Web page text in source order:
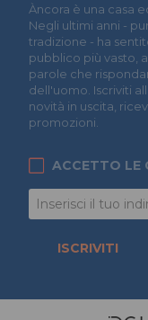
Àncora è una casa
Negli ultimi anni -
tradizione - ha
pubblico più vasto,
parole che
dell'uomo. Iscriviti
novità in uscita,
promozioni.
ACCETTO LE
ISCRIVITI